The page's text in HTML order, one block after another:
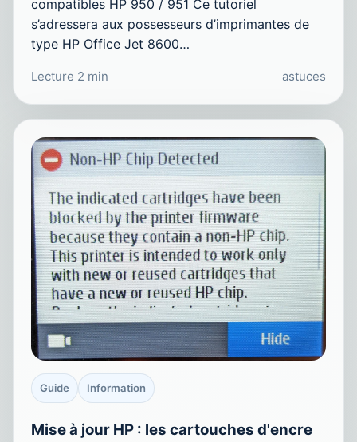
compatibles HP 950 / 951 Ce tutoriel
s’adressera aux possesseurs d’imprimantes de
type HP Office Jet 8600…
Lecture 2 min astuces
Guide Information
Mise à jour HP : les cartouches d'encre